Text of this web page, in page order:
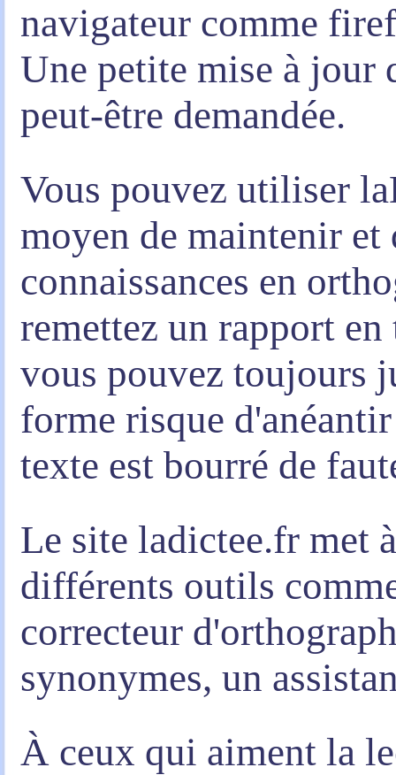
navigateur comme
Une petite mise à jour
peut-être demandée.
Vous pouvez utiliser
moyen de maintenir
connaissances en
remettez un rapport
vous pouvez toujours
forme risque
texte est bourré de
Le site ladictee.fr met
différents outils
correcteur
synonymes, un
À ceux qui aiment la